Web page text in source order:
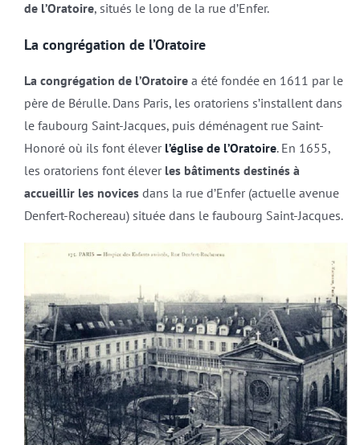
de l’Oratoire, situés le long de la rue d’Enfer.
La congrégation de l’Oratoire
La congrégation de l’Oratoirea été fondée en 1611 par le
père de Bérulle. Dans Paris, les oratoriens s’installent dans
le faubourg Saint-Jacques, puis déménagent rue Saint-
Honoré où ils font élever l’église de l’Oratoire. En 1655,
les oratoriens font élever les bâtiments destinés à
accueillir les novicesdans la rue d’Enfer (actuelle avenue
Denfert-Rochereau) située dans le faubourg Saint-Jacques.